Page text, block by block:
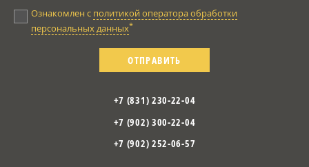
Ознакомлен с политикой оператора обработки
персональных данных*
ОТПРАВИТЬ
+7 (831) 230-22-04
+7 (902) 300-22-04
+7 (902) 252-06-57